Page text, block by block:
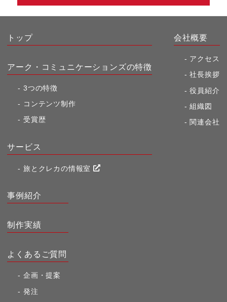
トップ
アーク・コミュニケーションズの特徴
3つの特徴
コンテンツ制作
受賞歴
サービス
旅とクレカの情報室
会社概要
アクセス
社長挨拶
役員紹介
組織図
関連会社
事例紹介
制作実績
よくあるご質問
企画・提案
発注